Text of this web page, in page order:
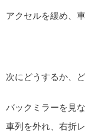
アクセルを緩め、
次にどうするか、
バックミラーを見
車列を外れ、右折